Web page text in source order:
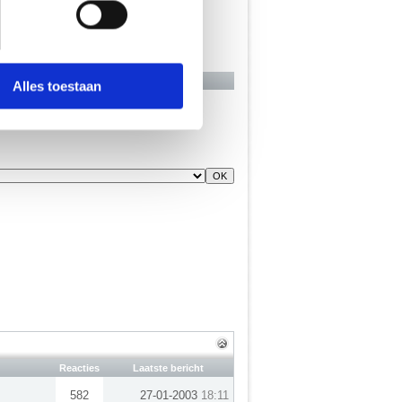
partners voor social
die je aan ze hebt
Alles toestaan
Reacties Laatste bericht
582 27-01-2003 18:11